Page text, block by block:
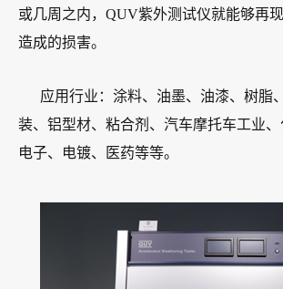
或几周之内，QUV紫外测试仪就能够再
造成的损害。
应用行业：涂料、油墨、油漆、树脂
装、铝型材、粘合剂、汽车摩托车工业、
电子、电镀、医药等等。